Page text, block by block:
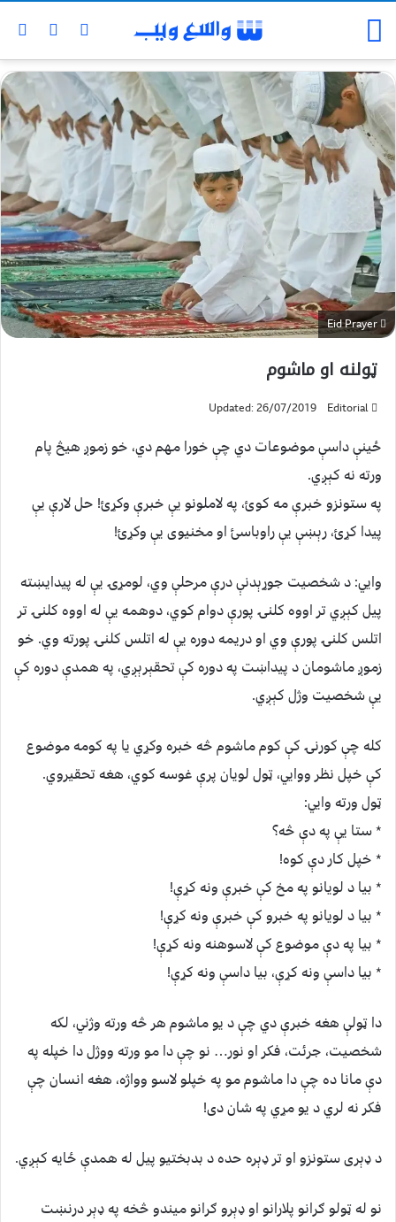
Editorial
Updated: 26/07/2019
ځینې داسې موضوعات دي چې خورا مهم دي، خو زموږ هيڅ پام
ورته نه کېږي.
په ستونزو خبرې مه کوئ، په لاملونو يې خبرې وکړئ! حل لارې يې
پيدا کړئ، رېښې يې راوباسئ او مخنيوی يې وکړئ!
وايي: د شخصيت جوړېدنې درې مرحلې وي، لومړۍ يې له پيدايښته
پيل کېږي تر اووه کلنۍ پورې دوام کوي، دوهمه يې له اووه کلنۍ تر
اتلس کلنۍ پورې وي او دريمه دوره يې له اتلس کلنۍ پورته وي. خو
زموږ ماشومان د پيداښت په دوره کې تحقېرېږي، په همدې دوره کې
يې شخصيت وژل کېږي.
کله چې کورنۍ کې کوم ماشوم څه خبره وکړي يا په کومه موضوع
کې خپل نظر ووايي، ټول لويان پرې غوسه کوي، هغه تحقيروي.
ټول ورته وايي:
٭ ستا يې په دې څه؟
٭ خپل کار دې کوه!
٭ بيا د لويانو په مخ کې خبرې ونه کړې!
٭ بيا د لويانو په خبرو کې خبرې ونه کړې!
٭ بيا په دې موضوع کې لاسوهنه ونه کړې!
٭ بيا داسې ونه کړې، بيا داسې ونه کړې!
دا ټولې هغه خبرې دي چې د يو ماشوم هر څه ورته وژني، لکه
شخصيت، جرئت، فکر او نور… نو چې دا مو ورته ووژل دا خپله په
دې مانا ده چې دا ماشوم مو په خپلو لاسو وواژه، هغه انسان چې
فکر نه لري د يو مړي په شان دی!
د ډېری ستونزو او تر ډېره حده د بدبختيو پيل له همدې ځايه کېږي.
نو له ټولو ګرانو پلارانو او ډېرو ګرانو ميندو څخه په ډېر درنښت